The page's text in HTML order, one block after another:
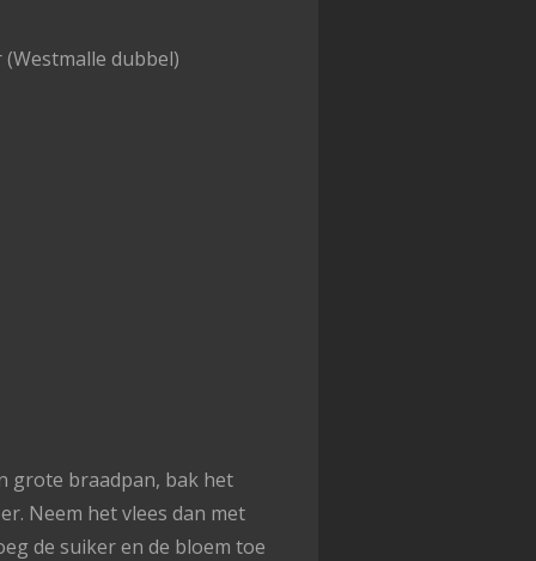
dubbel)
grote braadpan, bak het
Neem het vlees dan met
de suiker en de bloem toe